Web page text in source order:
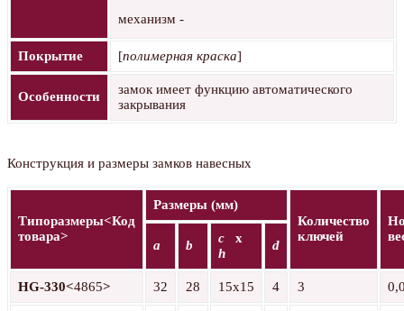
механизм -
Покрытие [полимерная краска]
Особенности
замок имеет функцию автоматического
закрывания
Конструкция и размеры замков навесных
Типоразмеры<Код
товара>
Размеры (мм)
Количество
ключей
a b c
х
h
d
HG-330<4865> 32 28 15x15 4 3